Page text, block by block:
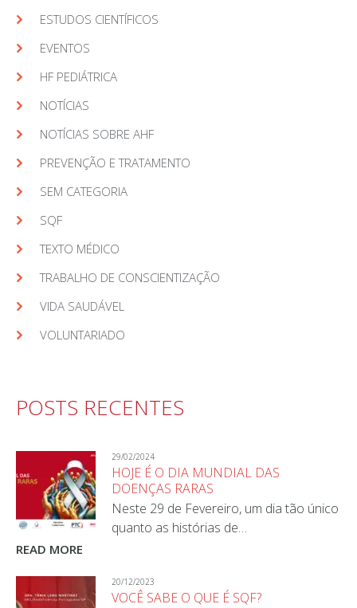
ESTUDOS CIENTÍFICOS
EVENTOS
HF PEDIÁTRICA
NOTÍCIAS
NOTÍCIAS SOBRE AHF
PREVENÇÃO E TRATAMENTO
SEM CATEGORIA
SQF
TEXTO MÉDICO
TRABALHO DE CONSCIENTIZAÇÃO
VIDA SAUDÁVEL
VOLUNTARIADO
POSTS RECENTES
29/02/2024
HOJE É O DIA MUNDIAL DAS
DOENÇAS RARAS
Neste 29 de Fevereiro, um dia tão único
quanto as histórias de…
READ MORE
20/12/2023
VOCÊ SABE O QUE É SQF?